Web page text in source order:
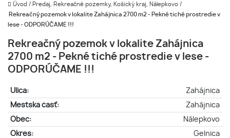
Úvod / Predaj, Rekreačné pozemky, Košický kraj, Nálepkovo /
Rekreačný pozemok v lokalite Zahájnica 2700 m2 - Pekné tiché prostredie v
lese - ODPORÚČAME !!!
Rekreačný pozemok v lokalite Zahájnica
2700 m2 - Pekné tiché prostredie v lese -
ODPORÚČAME !!!
Ulica:
Zahájnica
Mestská časť:
Zahájnica
Obec:
Nálepkovo
Okres:
Gelnica